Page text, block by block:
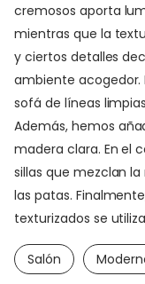
cremosos aporta
mientras que la
y ciertos detalles
ambiente acogedor.
sofá de líneas
Además, hemos
madera clara. En el
sillas que mezclan
las patas.
texturizados se
Salón